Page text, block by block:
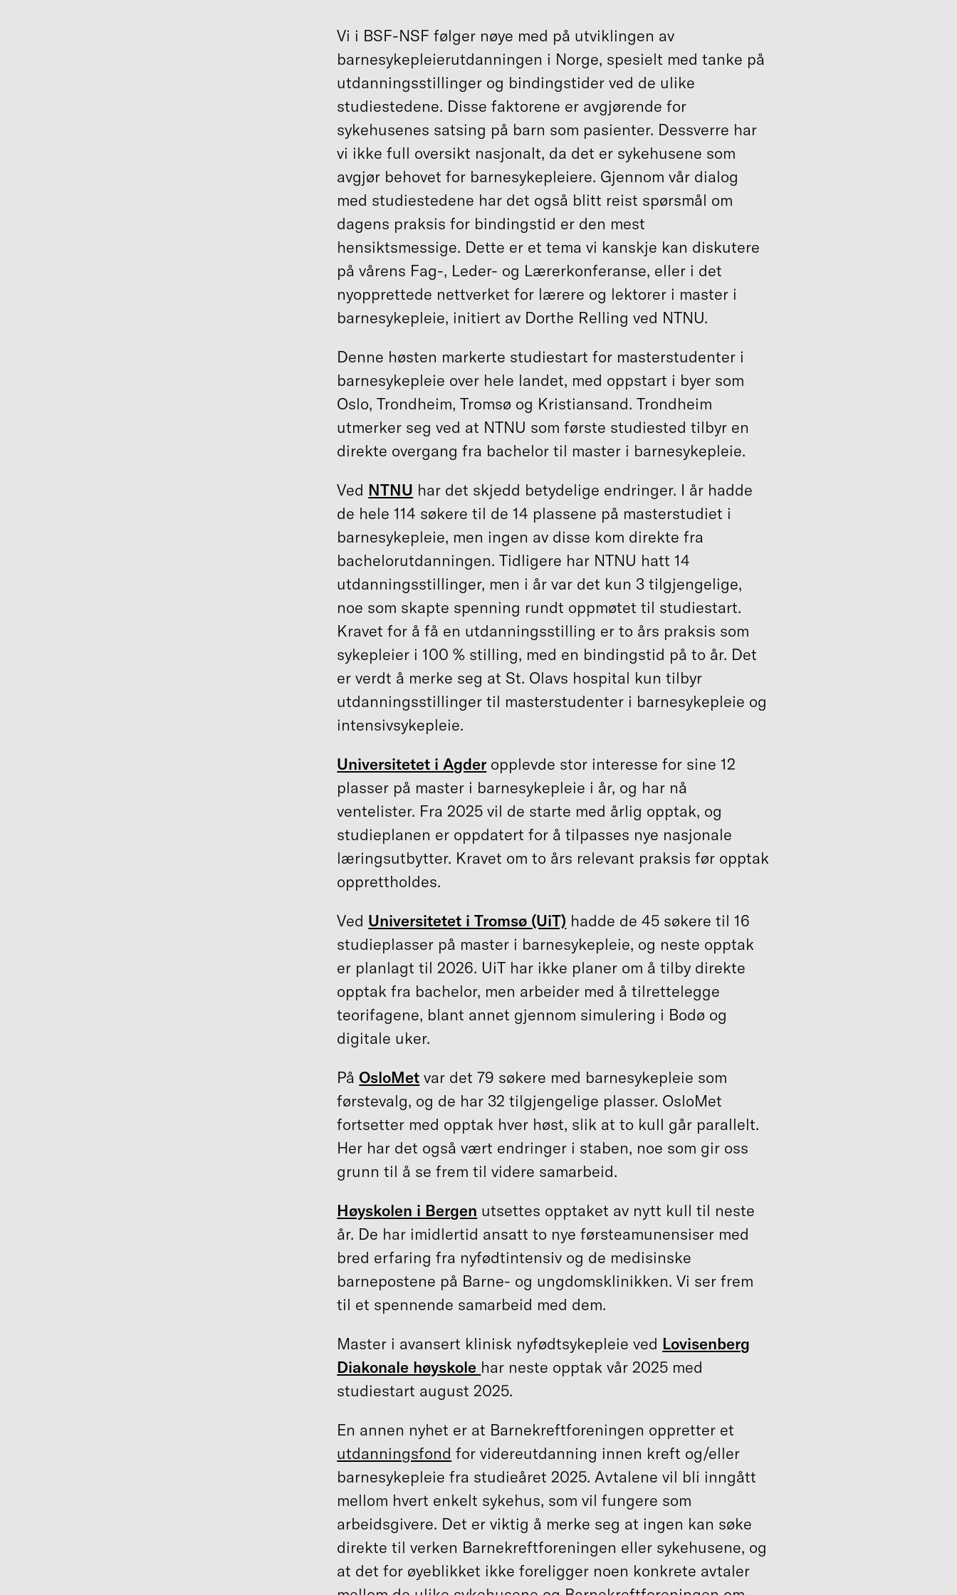
Vi i BSF-NSF følger nøye med på utviklingen av
barnesykepleierutdanningen i Norge, spesielt med tanke på
utdanningsstillinger og bindingstider ved de ulike
studiestedene. Disse faktorene er avgjørende for
sykehusenes satsing på barn som pasienter. Dessverre har
vi ikke full oversikt nasjonalt, da det er sykehusene som
avgjør behovet for barnesykepleiere. Gjennom vår dialog
med studiestedene har det også blitt reist spørsmål om
dagens praksis for bindingstid er den mest
hensiktsmessige. Dette er et tema vi kanskje kan diskutere
på vårens Fag-, Leder- og Lærerkonferanse, eller i det
nyopprettede nettverket for lærere og lektorer i master i
barnesykepleie, initiert av Dorthe Relling ved NTNU.
Denne høsten markerte studiestart for masterstudenter i
barnesykepleie over hele landet, med oppstart i byer som
Oslo, Trondheim, Tromsø og Kristiansand. Trondheim
utmerker seg ved at NTNU som første studiested tilbyr en
direkte overgang fra bachelor til master i barnesykepleie.
Ved NTNU har det skjedd betydelige endringer. I år hadde
de hele 114 søkere til de 14 plassene på masterstudiet i
barnesykepleie, men ingen av disse kom direkte fra
bachelorutdanningen. Tidligere har NTNU hatt 14
utdanningsstillinger, men i år var det kun 3 tilgjengelige,
noe som skapte spenning rundt oppmøtet til studiestart.
Kravet for å få en utdanningsstilling er to års praksis som
sykepleier i 100 % stilling, med en bindingstid på to år. Det
er verdt å merke seg at St. Olavs hospital kun tilbyr
utdanningsstillinger til masterstudenter i barnesykepleie og
intensivsykepleie.
Universitetet i Agder opplevde stor interesse for sine 12
plasser på master i barnesykepleie i år, og har nå
ventelister. Fra 2025 vil de starte med årlig opptak, og
studieplanen er oppdatert for å tilpasses nye nasjonale
læringsutbytter. Kravet om to års relevant praksis før opptak
opprettholdes.
Ved Universitetet i Tromsø (UiT) hadde de 45 søkere til 16
studieplasser på master i barnesykepleie, og neste opptak
er planlagt til 2026. UiT har ikke planer om å tilby direkte
opptak fra bachelor, men arbeider med å tilrettelegge
teorifagene, blant annet gjennom simulering i Bodø og
digitale uker.
På OsloMet var det 79 søkere med barnesykepleie som
førstevalg, og de har 32 tilgjengelige plasser. OsloMet
fortsetter med opptak hver høst, slik at to kull går parallelt.
Her har det også vært endringer i staben, noe som gir oss
grunn til å se frem til videre samarbeid.
Høyskolen i Bergen utsettes opptaket av nytt kull til neste
år. De har imidlertid ansatt to nye førsteamunensiser med
bred erfaring fra nyfødtintensiv og de medisinske
barnepostene på Barne- og ungdomsklinikken. Vi ser frem
til et spennende samarbeid med dem.
Master i avansert klinisk nyfødtsykepleie ved Lovisenberg
Diakonale høyskole har neste opptak vår 2025 med
studiestart august 2025.
En annen nyhet er at Barnekreftforeningen oppretter et
utdanningsfond for videreutdanning innen kreft og/eller
barnesykepleie fra studieåret 2025. Avtalene vil bli inngått
mellom hvert enkelt sykehus, som vil fungere som
arbeidsgivere. Det er viktig å merke seg at ingen kan søke
direkte til verken Barnekreftforeningen eller sykehusene, og
at det for øyeblikket ikke foreligger noen konkrete avtaler